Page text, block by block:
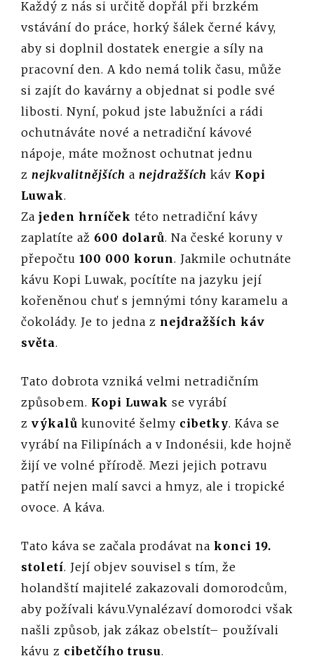
Každý z nás si určitě dopřál při brzkém
vstávání do práce, horký šálek černé kávy,
aby si doplnil dostatek energie a síly na
pracovní den. A kdo nemá tolik času, může
si zajít do kavárny a objednat si podle své
libosti. Nyní, pokud jste labužníci a rádi
ochutnáváte nové a netradiční kávové
nápoje, máte možnost ochutnat jednu
z nejkvalitnějších a nejdražších káv Kopi
Luwak.
Za jeden hrníček této netradiční kávy
zaplatíte až 600 dolarů. Na české koruny v
přepočtu 100 000 korun. Jakmile ochutnáte
kávu Kopi Luwak, pocítíte na jazyku její
kořeněnou chuť s jemnými tóny karamelu a
čokolády. Je to jedna z nejdražších káv
světa.
Tato dobrota vzniká velmi netradičním
způsobem. Kopi Luwak se vyrábí
z výkalů kunovité šelmy cibetky. Káva se
vyrábí na Filipínách a v Indonésii, kde hojně
žijí ve volné přírodě. Mezi jejich potravu
patří nejen malí savci a hmyz, ale i tropické
ovoce. A káva.
Tato káva se začala prodávat na konci 19.
století. Její objev souvisel s tím, že
holandští majitelé zakazovali domorodcům,
aby požívali kávu.Vynalézaví domorodci však
našli způsob, jak zákaz obelstít– používali
kávu z cibetčího trusu.